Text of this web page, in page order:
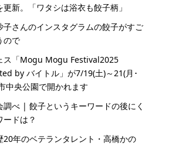
更新。「ワタシは浴衣も餃子柄」
子さんのインスタグラムの餃子がすご
ので
ス「Mogu Mogu Festival2025
by バイトル」が7/19(土)～21(月･
中央公園で開かれます
調べ | 餃子というキーワードの後にく
ードは？
20年のベテランタレント・高橋かの